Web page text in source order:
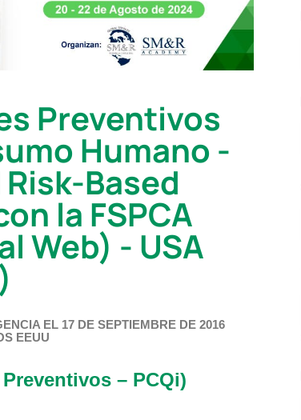
Preventivos
Humano -
Based
la FSPCA
Web) - USA
EL 17 DE SEPTIEMBRE DE 2016
EEUU
– PCQi)